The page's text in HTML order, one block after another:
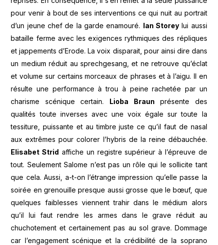
pour venir à bout de ses interventions ce qui nuit au portrait
d’un jeune chef de la garde enamouré. Ian Storeylui aussi
bataille ferme avec les exigences rythmiques des répliques
et jappements d’Erode. La voix disparait, pour ainsi dire dans
un medium réduit au sprechgesang, et ne retrouve qu’éclat
et volume sur certains morceaux de phrases et à l’aigu. Il en
résulte une performance à trou à peine rachetée par un
charisme scénique certain. Lioba Braun présente des
qualités toute inverses avec une voix égale sur toute la
tessiture, puissante et au timbre juste ce qu’il faut de nasal
aux extrêmes pour colorer l’hybris de la reine débauchée.
Elisabet Strid affiche un registre supérieur à l’épreuve de
tout. Seulement Salome n’est pas un rôle qui le sollicite tant
que cela. Aussi, a-t-on l’étrange impression qu’elle passe la
soirée en grenouille presque aussi grosse que le bœuf, que
quelques faiblesses viennent trahir dans le médium alors
qu’il lui faut rendre les armes dans le grave réduit au
chuchotement et certainement pas au sol grave. Dommage
car l’engagement scénique et la crédibilité de la soprano